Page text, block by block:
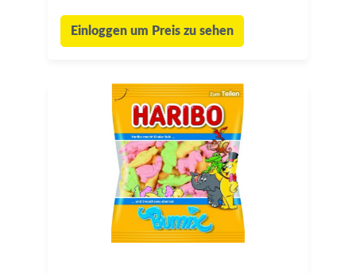
Einloggen um Preis zu sehen